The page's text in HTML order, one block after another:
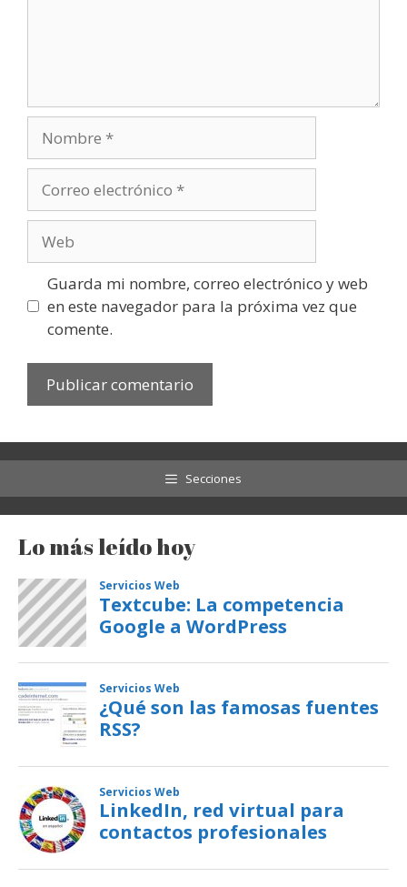
electrónico
Guarda mi nombre, correo electrónico y web
en este navegador para la próxima vez que
comente.
Secciones
Lo más leído hoy